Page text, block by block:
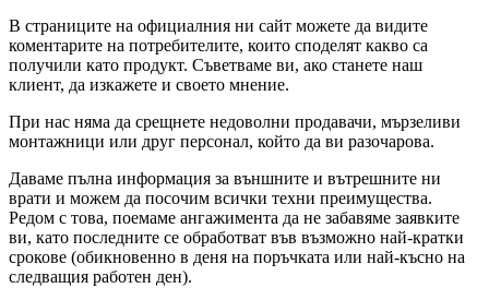
В страниците на официалния ни сайт можете да видите
коментарите на потребителите, които споделят какво са
получили като продукт. Съветваме ви, ако станете наш
клиент, да изкажете и своето мнение.
При нас няма да срещнете недоволни продавачи, мързеливи
монтажници или друг персонал, който да ви разочарова.
Даваме пълна информация за външните и вътрешните ни
врати и можем да посочим всички техни преимущества.
Редом с това, поемаме ангажимента да не забавяме заявките
ви, като последните се обработват във възможно най-кратки
срокове (обикновенно в деня на поръчката или най-късно на
следващия работен ден).